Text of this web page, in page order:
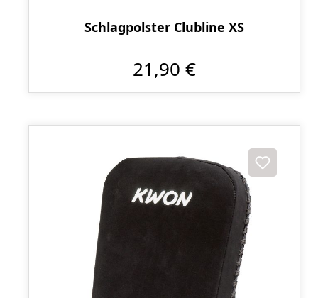
Schlagpolster Clubline XS
21,90 €